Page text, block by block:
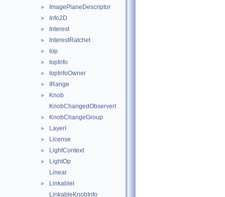
► ImagePlaneDescriptor
► Info2D
► Interest
► InterestRatchet
► Iop
► IopInfo
► IopInfoOwner
► IRange
►
Knob
KnobChangedObserverI
► KnobChangeGroup
► LayerI
► License
► LightContext
►
LightOp
Linear
►
LinkableI
LinkableKnobInfo